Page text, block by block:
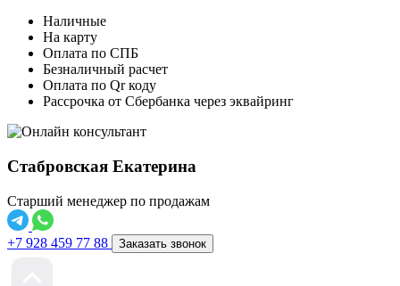
Наличные
На карту
Оплата по СПБ
Безналичный расчет
Оплата по Qr коду
Рассрочка от Сбербанка через эквайринг
Стабровская Екатерина
Старший менеджер по продажам
+7 928 459 77 88 Заказать звонок